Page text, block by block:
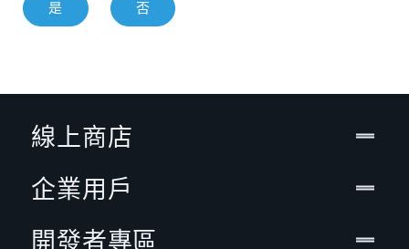
是 否
線上商店
企業用戶
開發者專區